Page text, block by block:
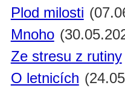
Plod milosti
Mnoho
Ze stresu z rutiny
O letnicích